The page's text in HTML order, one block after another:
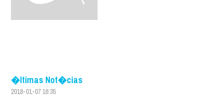
�ltimas Not�cias
2018-01-07 16:35